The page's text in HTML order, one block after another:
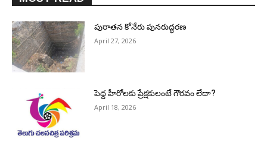
పురాత‌న కోనేరు పున‌రుద్ధ‌ర‌ణ
April 27, 2026
పెద్ద హీరోల‌కు ప్రేక్ష‌కులంటే గౌర‌వం లేదా?
April 18, 2026